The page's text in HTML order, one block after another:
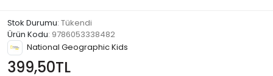
Stok Durumu: Tükendi
Ürün Kodu: 9786053338482
National Geographic Kids
399,50TL